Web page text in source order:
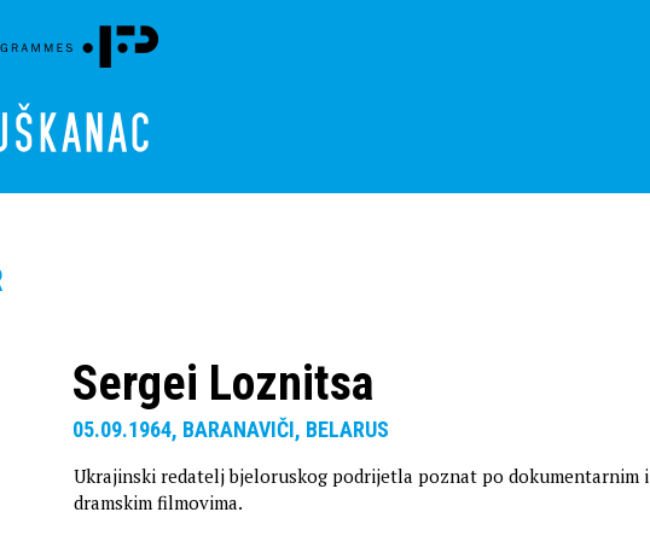
Sergei Loznitsa
05.09.1964, BARANAVIČI, BELARUS
Ukrajinski redatelj bjeloruskog podrijetla poznat po dokumentarnim i
dramskim filmovima.